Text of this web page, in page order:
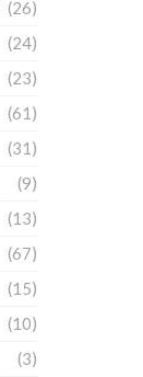
(26)
(24)
(23)
(61)
(31)
(9)
(13)
(67)
(15)
(10)
(3)